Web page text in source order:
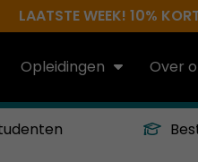
LAATSTE WEEK! 10%
Opleidingen Over